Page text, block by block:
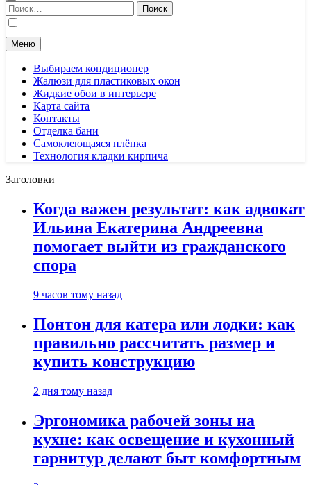
Найти:
Меню
Выбираем кондиционер
Жалюзи для пластиковых окон
Жидкие обои в интерьере
Карта сайта
Контакты
Отделка бани
Самоклеющаяся плёнка
Технология кладки кирпича
Заголовки
Когда важен результат: как адвокат
Ильина Екатерина Андреевна
помогает выйти из гражданского
спора
9 часов тому назад
Понтон для катера или лодки: как
правильно рассчитать размер и
купить конструкцию
2 дня тому назад
Эргономика рабочей зоны на
кухне: как освещение и кухонный
гарнитур делают быт комфортным